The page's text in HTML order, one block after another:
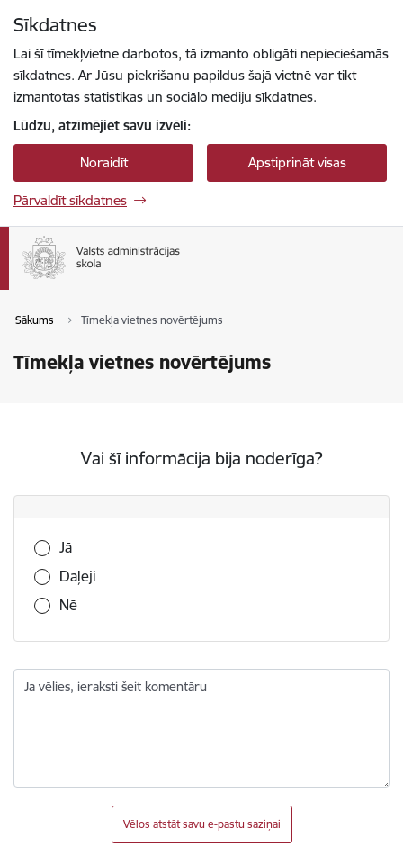
Sīkdatnes
Lai šī tīmekļvietne darbotos, tā izmanto obligāti nepieciešamās
sīkdatnes. Ar Jūsu piekrišanu papildus šajā vietnē var tikt
izmantotas statistikas un sociālo mediju sīkdatnes.
Lūdzu, atzīmējiet savu izvēli:
Noraidīt Apstiprināt visas
Pārvaldīt sīkdatnes
Sākums Tīmekļa vietnes novērtējums
Tīmekļa vietnes novērtējums
Vai šī informācija bija noderīga?
Vai šī informācija bija noderīga?
Jā
Daļēji
Nē
Ja vēlies, ieraksti šeit komentāru
Vēlos atstāt savu e-pastu saziņai